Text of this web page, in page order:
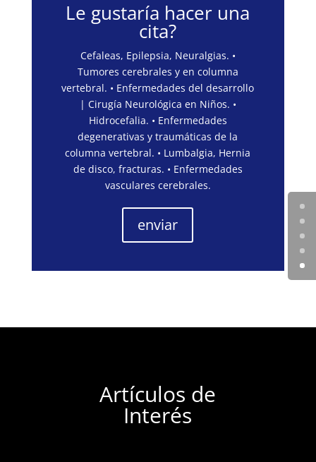
Le gustaría hacer una
cita?
Cefaleas, Epilepsia, Neuralgias. •
Tumores cerebrales y en columna
vertebral. • Enfermedades del desarrollo
| Cirugía Neurológica en Niños. •
Hidrocefalia. • Enfermedades
degenerativas y traumáticas de la
columna vertebral. • Lumbalgia, Hernia
de disco, fracturas. • Enfermedades
vasculares cerebrales.
enviar
Artículos de
Interés